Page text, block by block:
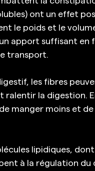
ont un effet
le poids et le
apport suffisant
transport.
les fibres
ralentir la digestion.
manger moins et
lipidiques,
à la régulation